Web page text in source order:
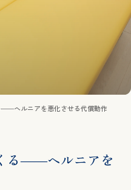
ヘルニアを悪化させる代償動作
る――ヘルニアを